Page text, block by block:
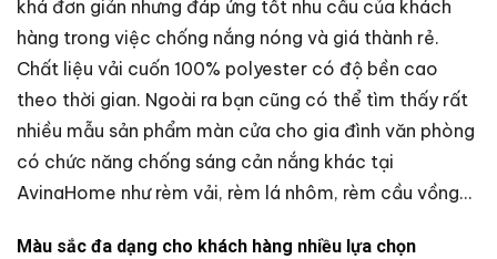
khá đơn giản nhưng đáp ứng tốt nhu cầu của khách
hàng trong việc chống nắng nóng và giá thành rẻ.
Chất liệu vải cuốn 100% polyester có độ bền cao
theo thời gian. Ngoài ra bạn cũng có thể tìm thấy rất
nhiều mẫu sản phẩm màn cửa cho gia đình văn phòng
có chức năng chống sáng cản nắng khác tại
AvinaHome như rèm vải, rèm lá nhôm, rèm cầu vồng…
Màu sắc đa dạng cho khách hàng nhiều lựa chọn